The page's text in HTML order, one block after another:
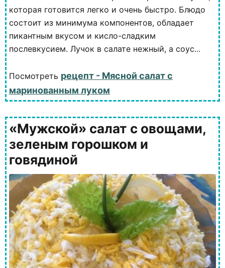
которая готовится легко и очень быстро. Блюдо
состоит из минимума компонентов, обладает
пикантным вкусом и кисло-сладким
послевкусием. Лучок в салате нежный, а соус...
Посмотреть рецепт - Мясной салат с
маринованным луком
«Мужской» салат с овощами,
зеленым горошком и
говядиной